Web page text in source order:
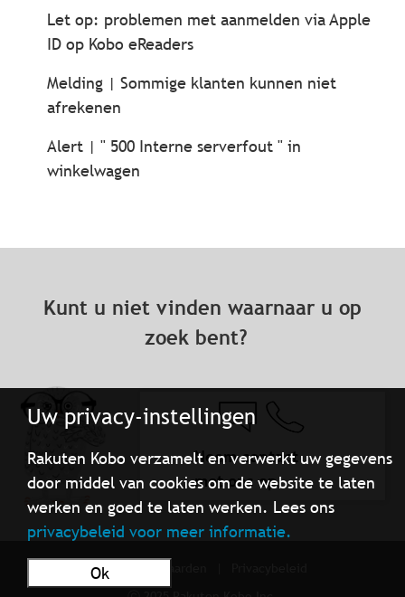
Uw privacy-instellingen
Rakuten Kobo verzamelt en verwerkt uw gegevens
door middel van cookies om de website te laten
werken en goed te laten werken. Lees ons
privacybeleid voor meer informatie.
Ok
Let op: problemen met aanmelden via Apple
ID op Kobo eReaders
Melding | Sommige klanten kunnen niet
afrekenen
Alert | " 500 Interne serverfout " in
winkelwagen
Kunt u niet vinden waarnaar u op
zoek bent?
Neem contact
met ons op
Gebruiksvoorwaarden